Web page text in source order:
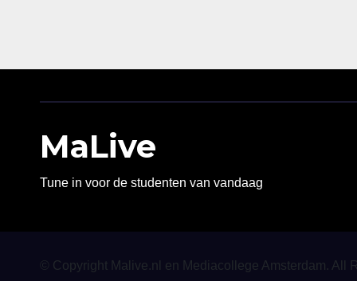
MaLive
Tune in voor de studenten van vandaag
© Copyright Malive.nl en Mediacollege Amsterdam. All